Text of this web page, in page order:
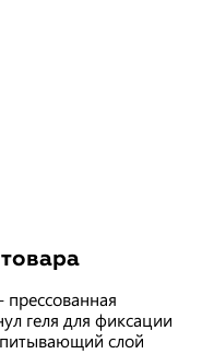
геля для фиксации
слой